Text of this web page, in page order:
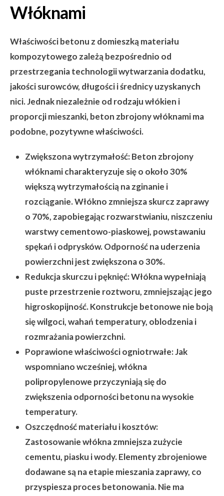
Włóknami
Właściwości betonu z domieszką materiału
kompozytowego zależą bezpośrednio od
przestrzegania technologii wytwarzania dodatku,
jakości surowców, długości i średnicy uzyskanych
nici. Jednak niezależnie od rodzaju włókien i
proporcji mieszanki, beton zbrojony włóknami ma
podobne, pozytywne właściwości.
Zwiększona wytrzymałość:Beton zbrojony
włóknami charakteryzuje się o około 30%
większą wytrzymałością na zginanie i
rozciąganie. Włókno zmniejsza skurcz zaprawy
o 70%, zapobiegając rozwarstwianiu, niszczeniu
warstwy cementowo-piaskowej, powstawaniu
spękań i odprysków. Odporność na uderzenia
powierzchni jest zwiększona o 30%.
Redukcja skurczu i pęknięć:Włókna wypełniają
puste przestrzenie roztworu, zmniejszając jego
higroskopijność. Konstrukcje betonowe nie boją
się wilgoci, wahań temperatury, oblodzenia i
rozmrażania powierzchni.
Poprawione właściwości ogniotrwałe:Jak
wspomniano wcześniej, włókna
polipropylenowe przyczyniają się do
zwiększenia odporności betonu na wysokie
temperatury.
Oszczędność materiału i kosztów:
Zastosowanie włókna zmniejsza zużycie
cementu, piasku i wody. Elementy zbrojeniowe
dodawane są na etapie mieszania zaprawy, co
przyspiesza proces betonowania. Nie ma